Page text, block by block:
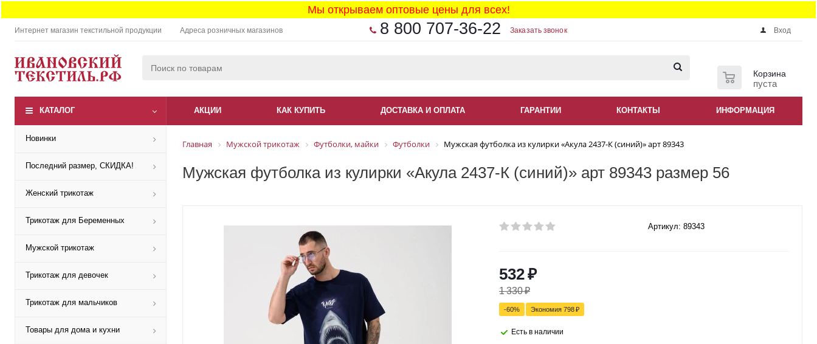
Мы открываем оптовые цены для всех!
Интернет магазин текстильной продукции Адреса розничных магазинов 8 800 707-36-22 Заказать звонок Вход
Корзина
пуста
КАТАЛОГ АКЦИИ КАК КУПИТЬ ДОСТАВКА И ОПЛАТА ГАРАНТИИ КОНТАКТЫ ИНФОРМАЦИЯ
Новинки
Последний размер, СКИДКА!
Женский трикотаж
Трикотаж для Беременных
Мужской трикотаж
Трикотаж для девочек
Трикотаж для мальчиков
Товары для дома и кухни
Главная Мужской трикотаж Футболки, майки Футболки Мужская футболка из кулирки «Акула 2437-К (синий)» арт 89343
Мужская футболка из кулирки «Акула 2437-К (синий)» арт 89343 размер 56
Артикул: 89343
532₽
1 330₽
-60% Экономия 798₽
Есть в наличии